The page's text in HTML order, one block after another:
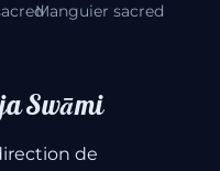
Manguier sacred
Swāmi
de